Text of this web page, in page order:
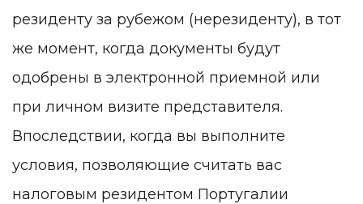
резиденту за рубежом (нерезиденту), в тот
же момент, когда документы будут
одобрены в электронной приемной или
при личном визите представителя.
Впоследствии, когда вы выполните
условия, позволяющие считать вас
налоговым резидентом Португалии